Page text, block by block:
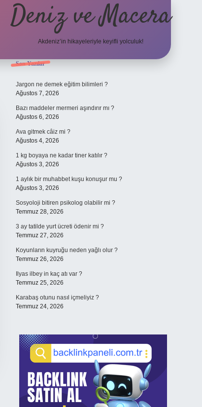
Deniz ve Macera
Akdeniz’in hikayeleriyle keyifli yolculuk!
Sidebar
Son Yazılar
Jargon ne demek eğitim bilimleri ?
Ağustos 7, 2026
Bazı maddeler mermeri aşındırır mı ?
Ağustos 6, 2026
Ava gitmek câiz mi ?
Ağustos 4, 2026
1 kg boyaya ne kadar tiner katılır ?
Ağustos 3, 2026
1 aylık bir muhabbet kuşu konuşur mu ?
Ağustos 3, 2026
Sosyoloji bitiren psikolog olabilir mi ?
Temmuz 28, 2026
3 ay tatilde yurt ücreti ödenir mi ?
Temmuz 27, 2026
Koyunların kuyruğu neden yağlı olur ?
Temmuz 26, 2026
Ilyas ilbey in kaç atı var ?
Temmuz 25, 2026
Karabaş otunu nasıl içmeliyiz ?
Temmuz 24, 2026